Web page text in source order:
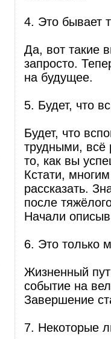
4. Это бывает
Да, вот такие
запросто.
на будущее.
5. Будет, что
Будет, что
трудными, всё
то, как вы
Кстати,
рассказать.
после
Начали
6. Это только
Жизненный
событие на
Завершение
7. Некоторые